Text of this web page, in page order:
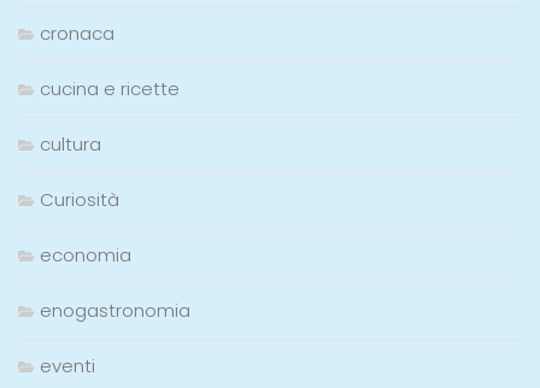
cronaca
cucina e ricette
cultura
Curiosità
economia
enogastronomia
eventi